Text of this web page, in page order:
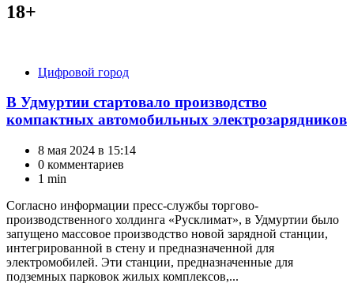
18+
КатегорииЦифровой город
В Удмуртии стартовало производство
компактных автомобильных электрозарядников
8 мая 2024 в 15:14
0 комментариев
1 min
Согласно информации пресс-службы торгово-
производственного холдинга «Русклимат», в Удмуртии было
запущено массовое производство новой зарядной станции,
интегрированной в стену и предназначенной для
электромобилей. Эти станции, предназначенные для
подземных парковок жилых комплексов,...